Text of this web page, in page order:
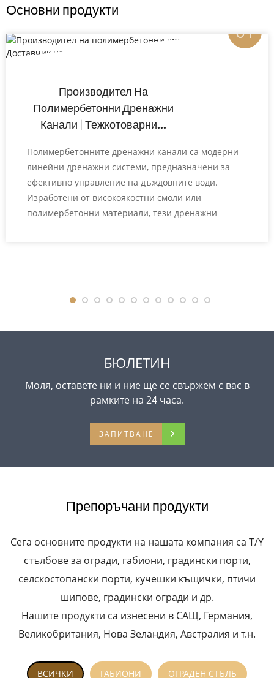
Основни продукти
Производител На
Полимербетонни Дренажни
Канали | Тежкотоварни...
Полимербетонните дренажни канали са модерни
линейни дренажни системи, предназначени за
ефективно управление на дъждовните води.
Изработени от високоякостни смоли или
полимербетонни материали, тези дренажни
гладки вътрешни повърхности и по-висока
01
БЮЛЕТИН
Моля, оставете ни и ние ще се свържем с вас в
рамките на 24 часа.
ЗАПИТВАНЕ
Препоръчани продукти
Сега основните продукти на нашата компания са T/Y
стълбове за огради, габиони, градински порти,
селскостопански порти, кучешки къщички, птичи
шипове, градински огради и др.
Нашите продукти са изнесени в САЩ, Германия,
Великобритания, Нова Зеландия, Австралия и т.н.
ВСИЧКИ ГАБИОНИ ОГРАДЕН СТЪЛБ